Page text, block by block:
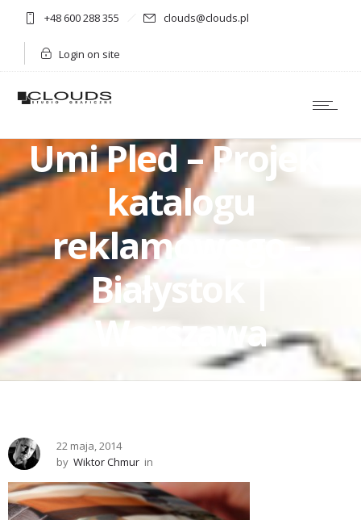
+48 600 288 355 clouds@clouds.pl
Login on site
Umi Pled – Projekt
katalogu
reklamowego –
Białystok |
Warszawa
22 maja, 2014
by Wiktor Chmur in